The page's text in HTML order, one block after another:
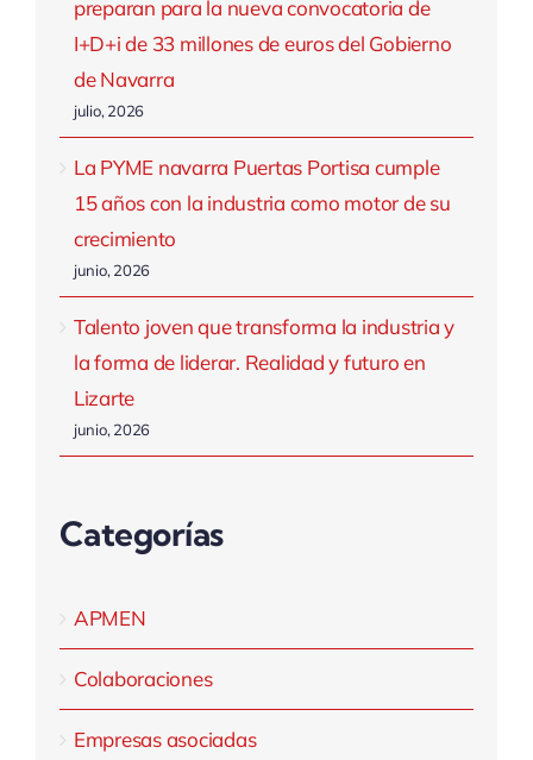
preparan para la nueva convocatoria de
I+D+i de 33 millones de euros del Gobierno
de Navarra
julio, 2026
La PYME navarra Puertas Portisa cumple
15 años con la industria como motor de su
crecimiento
junio, 2026
Talento joven que transforma la industria y
la forma de liderar. Realidad y futuro en
Lizarte
junio, 2026
Categorías
APMEN
Colaboraciones
Empresas asociadas